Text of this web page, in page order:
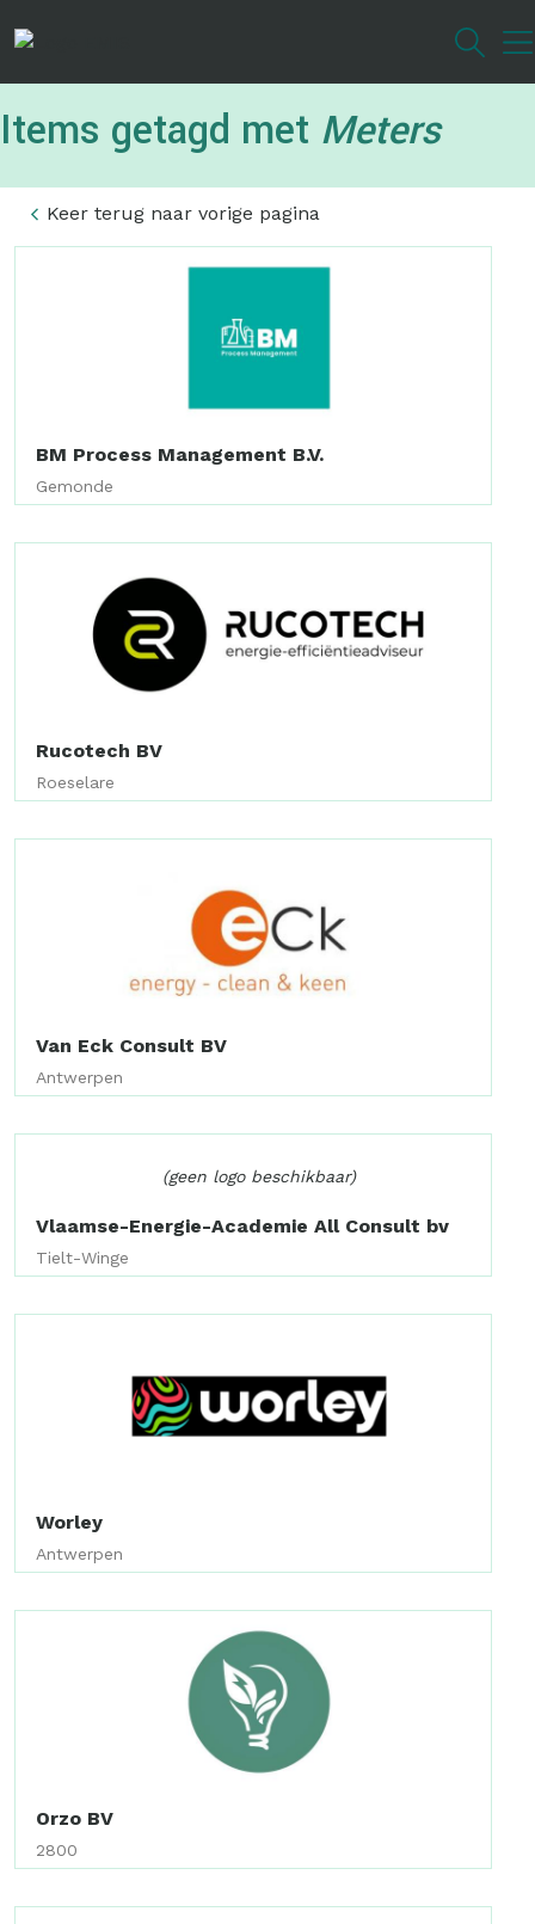
inhoud
Items getagd met Meters
Keer terug naar vorige pagina
BM Process Management B.V.
Gemonde
Rucotech BV
Roeselare
Van Eck Consult BV
Antwerpen
(geen logo beschikbaar)
Vlaamse-Energie-Academie All Consult bv
Tielt-Winge
Worley
Antwerpen
Orzo BV
2800